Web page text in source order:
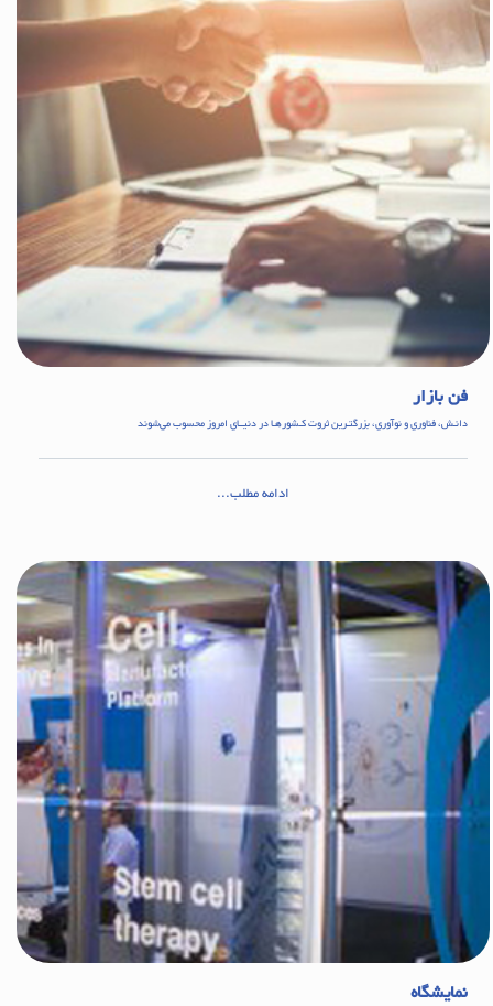
فن بازار
دانـش، فناوري و نوآوري، بزرگتـرين ثروت كـشورهـا در دنيــاي امروز محسوب مي‌شوند
ادامه مطلب...
نمایشگاه